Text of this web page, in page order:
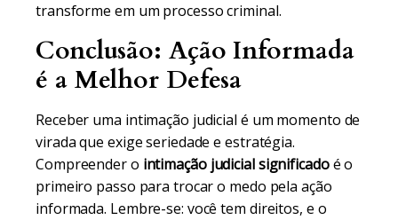
transforme em um processo criminal.
Conclusão: Ação Informada
é a Melhor Defesa
Receber uma intimação judicial é um momento de
virada que exige seriedade e estratégia.
Compreender o intimação judicial significadoé o
primeiro passo para trocar o medo pela ação
informada. Lembre-se: você tem direitos, e o